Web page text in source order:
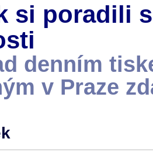
si poradili
denním
v Praze